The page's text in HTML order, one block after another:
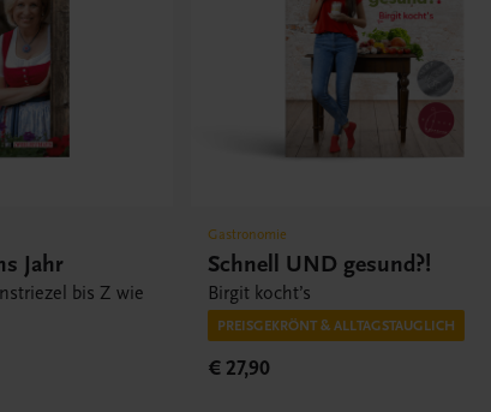
Jahr
bis Z wie
Gastronomie
Schnell UND gesund?!
Birgit kocht’s
PREISGEKRÖNT & ALLTAGSTAUGLICH
€ 27,90